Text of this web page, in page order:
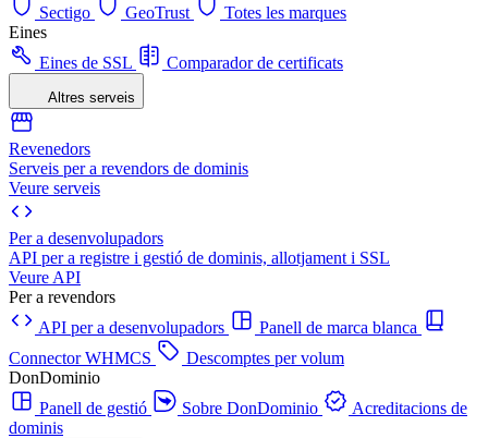
Sectigo
GeoTrust
Totes les marques
Eines
Eines de SSL
Comparador de certificats
Altres serveis
Revenedors
Serveis per a revendors de dominis
Veure serveis
Per a desenvolupadors
API per a registre i gestió de dominis, allotjament i SSL
Veure API
Per a revendors
API per a desenvolupadors
Panell de marca blanca
Connector WHMCS
Descomptes per volum
DonDominio
Panell de gestió
Sobre DonDominio
Acreditacions de
dominis